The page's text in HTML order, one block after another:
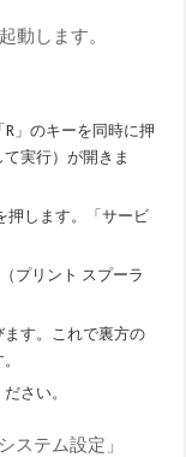
動します。
」のキーを同時に押
実行）が開きま
押します。「サービ
（プリント スプーラ
す。これで裏方の
さい。
ステム設定」